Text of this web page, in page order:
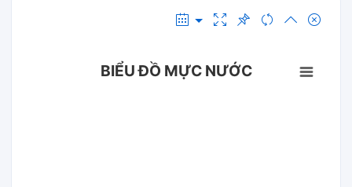
BIỂU ĐỒ MỰC NƯỚC